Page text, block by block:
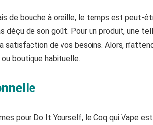
de bouche à oreille, le temps est peut-
déçu de son goût. Pour un produit, une
de vos besoins. Alors,
boutique habituelle.
pour Do It Yourself, le Coq qui Vape